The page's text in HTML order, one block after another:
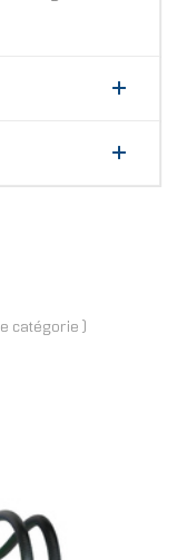
catégorie )